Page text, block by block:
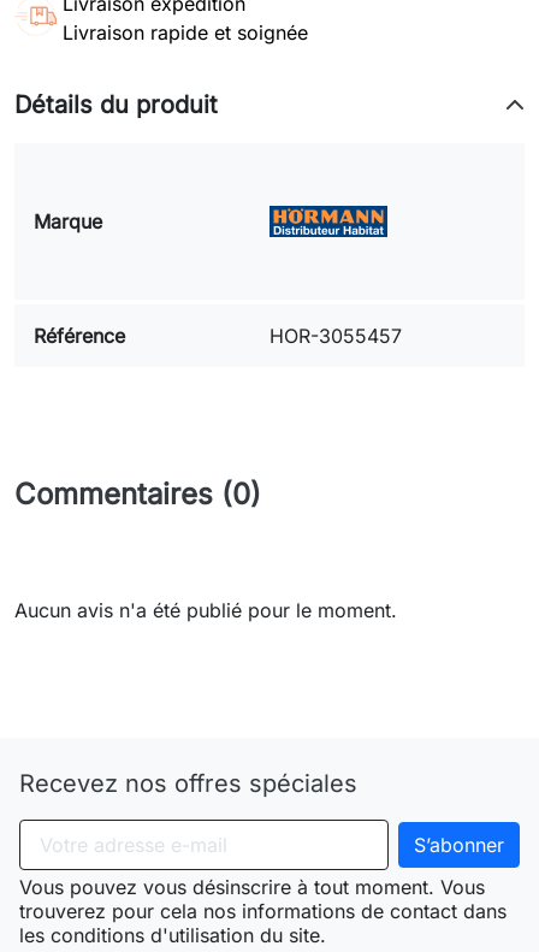
Livraison rapide et soignée
Détails du produit
Marque
Référence HOR-3055457
Commentaires (0)
Aucun avis n'a été publié pour le moment.
Recevez nos offres spéciales
Vous pouvez vous désinscrire à tout moment. Vous
trouverez pour cela nos informations de contact dans
les conditions d'utilisation du site.